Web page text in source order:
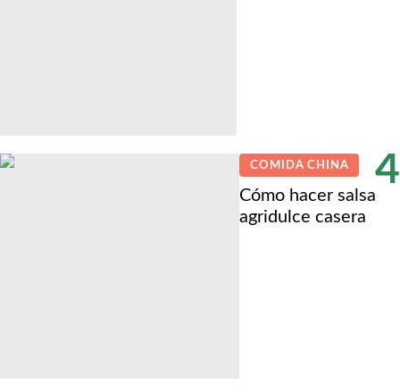
4
COMIDA CHINA
Cómo hacer salsa
agridulce casera